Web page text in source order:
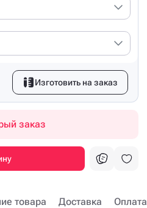
Изготовить на заказ
заказ
товара Доставка Оплата